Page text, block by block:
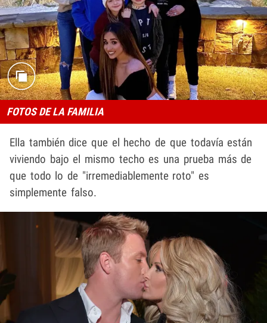
FOTOS DE LA FAMILIA
Ella también dice que el hecho de que todavía están
viviendo bajo el mismo techo es una prueba más de
que todo lo de "irremediablemente roto" es
simplemente falso.